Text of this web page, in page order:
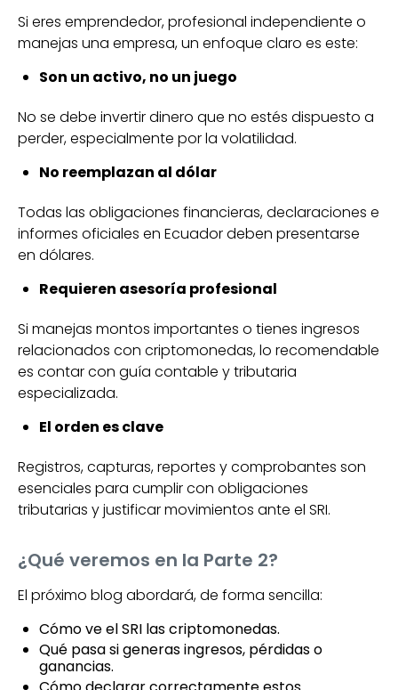
Si eres emprendedor, profesional independiente o
manejas una empresa, un enfoque claro es este:
Son un activo, no un juego
No se debe invertir dinero que no estés dispuesto a
perder, especialmente por la volatilidad.
No reemplazan al dólar
Todas las obligaciones financieras, declaraciones e
informes oficiales en Ecuador deben presentarse
en dólares.
Requieren asesoría profesional
Si manejas montos importantes o tienes ingresos
relacionados con criptomonedas, lo recomendable
es contar con guía contable y tributaria
especializada.
El orden es clave
Registros, capturas, reportes y comprobantes son
esenciales para cumplir con obligaciones
tributarias y justificar movimientos ante el SRI.
¿Qué veremos en la Parte 2?
El próximo blog abordará, de forma sencilla:
Cómo ve el SRI las criptomonedas.
Qué pasa si generas ingresos, pérdidas o
ganancias.